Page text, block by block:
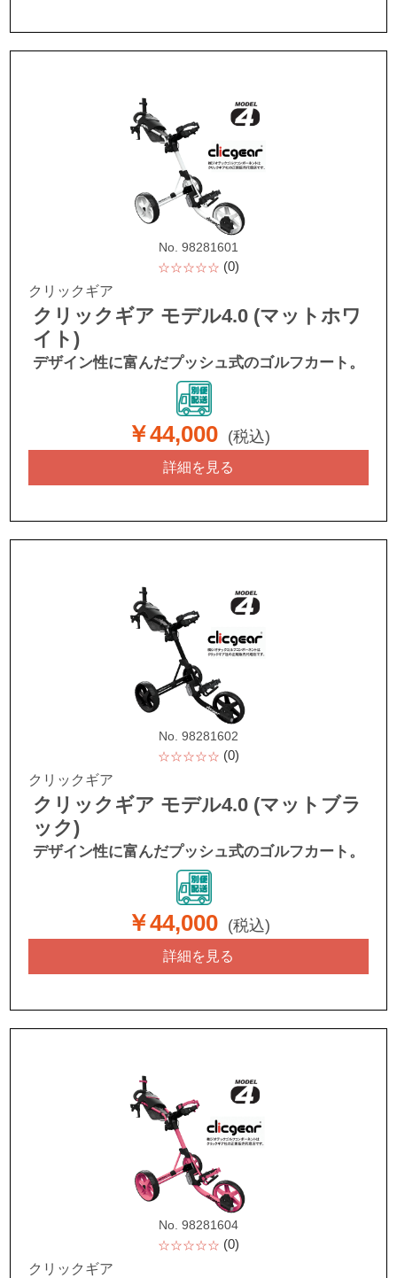
No. 98281601
☆☆☆☆☆ (0)
クリックギア
クリックギア モデル4.0 (マットホワ
イト)
デザイン性に富んだプッシュ式のゴルフカート。
￥44,000 (税込)
詳細を見る
No. 98281602
☆☆☆☆☆ (0)
クリックギア
クリックギア モデル4.0 (マットブラ
ック)
デザイン性に富んだプッシュ式のゴルフカート。
￥44,000 (税込)
詳細を見る
No. 98281604
☆☆☆☆☆ (0)
クリックギア